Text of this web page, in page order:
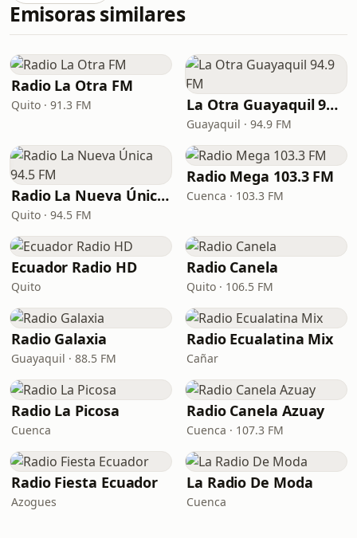
Emisoras similares
Radio La Otra FM
Quito · 91.3 FM La Otra Guayaquil 94.9 FM
Guayaquil · 94.9 FM
Radio La Nueva Única 94.5 FM
Quito · 94.5 FM
Radio Mega 103.3 FM
Cuenca · 103.3 FM
Ecuador Radio HD
Quito
Radio Canela
Quito · 106.5 FM
Radio Galaxia
Guayaquil · 88.5 FM
Radio Ecualatina Mix
Cañar
Radio La Picosa
Cuenca
Radio Canela Azuay
Cuenca · 107.3 FM
Radio Fiesta Ecuador
Azogues
La Radio De Moda
Cuenca